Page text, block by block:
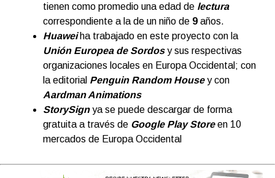
tienen como promedio una edad de lectura
correspondiente a la de un niño de 9 años.
Huaweiha trabajado en este proyecto con la
Unión Europea de Sordosy sus respectivas
organizaciones locales en Europa Occidental; con
la editorial Penguin Random Housey con
Aardman Animations
StorySign ya se puede descargar de forma
gratuita a través de Google Play Store en 10
mercados de Europa Occidental